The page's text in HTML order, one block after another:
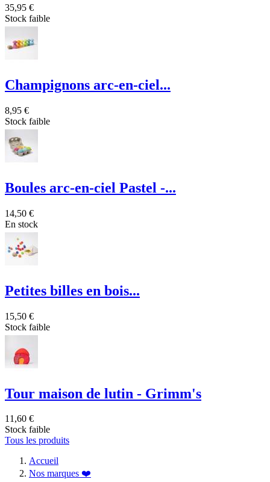
35,95 €
Stock faible
Champignons arc-en-ciel...
8,95 €
Stock faible
Boules arc-en-ciel Pastel -...
14,50 €
En stock
Petites billes en bois...
15,50 €
Stock faible
Tour maison de lutin - Grimm's
11,60 €
Stock faible
Tous les produits
Accueil
Nos marques ❤️